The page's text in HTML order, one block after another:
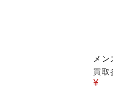
メ
買取
¥